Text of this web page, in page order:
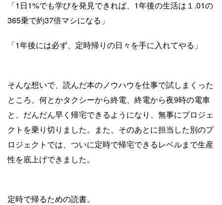
「1日1%でも学びを発見できれば、1年後の生活は１.01の
365乗で約37倍マシになる」
「1年後には必ず、定時帰りの日々を手に入れてやる」
そんな想いで、読んだ本のノウハウを仕事で試しまくった
ところ、何とかタクシーから終電、終電から夜9時の電車
と、だんだん早く帰宅できるようになり、無事にプロジェ
クトを乗り切りました。また、そのあとに担当した別のプ
ロジェクトでは、ついに定時で帰宅できるレベルまで生産
性を底上げできました。
定時で帰るための読書。